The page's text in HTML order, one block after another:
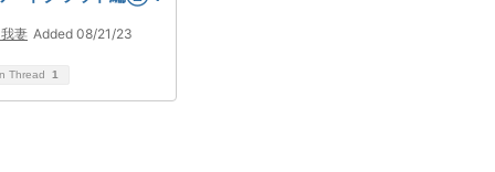
妻 Added 08/21/23
Thread 1